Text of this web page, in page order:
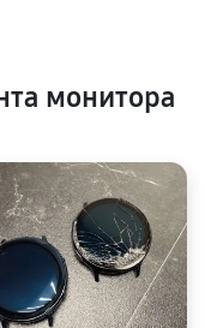
монитора